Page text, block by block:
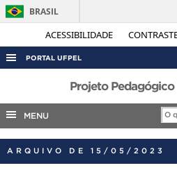
ACESSIBILIDADE
BRASIL
PORTAL UFPEL
ACESSO À INFORMAÇÃO
AUDITORIA
COBALTO
CONCURSOS
Projeto
MENU
ARQUIVO DE 15/05/2023